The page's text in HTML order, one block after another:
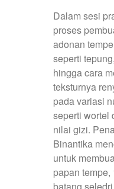
Dalam sesi
proses
adonan
seperti
hingga cara
teksturnya
pada variasi
seperti wortel
nilai gizi.
Binantika
untuk
papan tempe,